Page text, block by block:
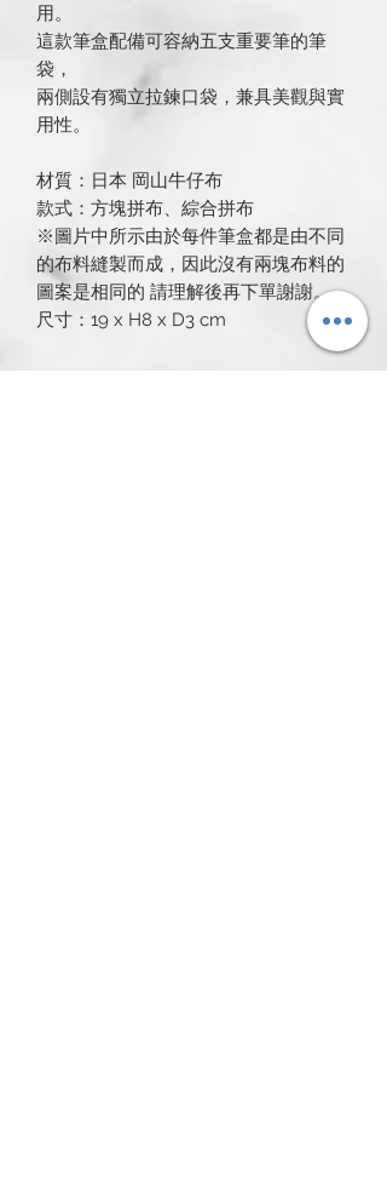
用。
這款筆盒配備可容納五支重要筆的筆
袋，
兩側設有獨立拉鍊口袋，兼具美觀與實
用性。
材質：日本 岡山牛仔布
款式：方塊拼布、綜合拼布
※圖片中所示由於每件筆盒都是由不同
的布料縫製而成，因此沒有兩塊布料的
圖案是相同的 請理解後再下單謝謝。
尺寸：19 x H8 x D3 cm